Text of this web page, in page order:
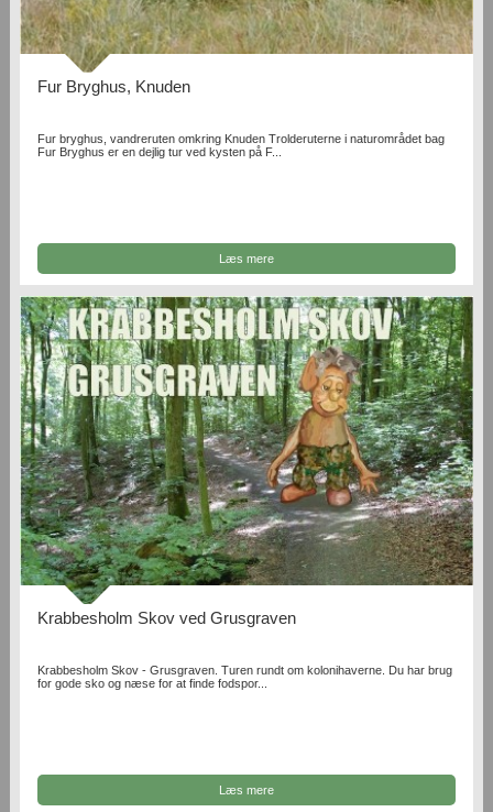
Fur Bryghus, Knuden
Fur bryghus, vandreruten omkring Knuden Trolderuterne i naturområdet bag
Fur Bryghus er en dejlig tur ved kysten på F...
Læs mere
Krabbesholm Skov ved Grusgraven
Krabbesholm Skov - Grusgraven. Turen rundt om kolonihaverne. Du har brug
for gode sko og næse for at finde fodspor...
Læs mere